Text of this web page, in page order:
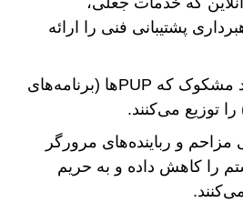
پشتیبانی فنی را ارائه
پلتفرم‌های دانلود مشکوک که PUPها (برنامه‌های
را توزیع می‌کنند.
مزاحم و رباینده‌های مرورگر
را کاهش داده و به حریم